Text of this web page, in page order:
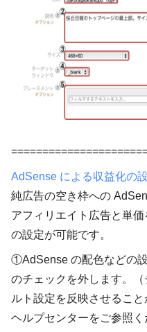
AdSense による収益化の
純広告の空き枠への
アフィリエイト広告と単
の設定が可能です。
①AdSense の配色などの
のチェックを外します。
ルト設定を反映させるこ
ヘルプセンターをご参照く